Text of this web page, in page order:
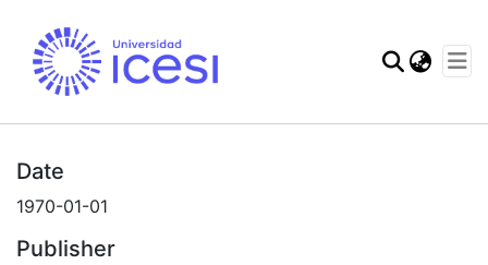
Date
1970-01-01
Publisher